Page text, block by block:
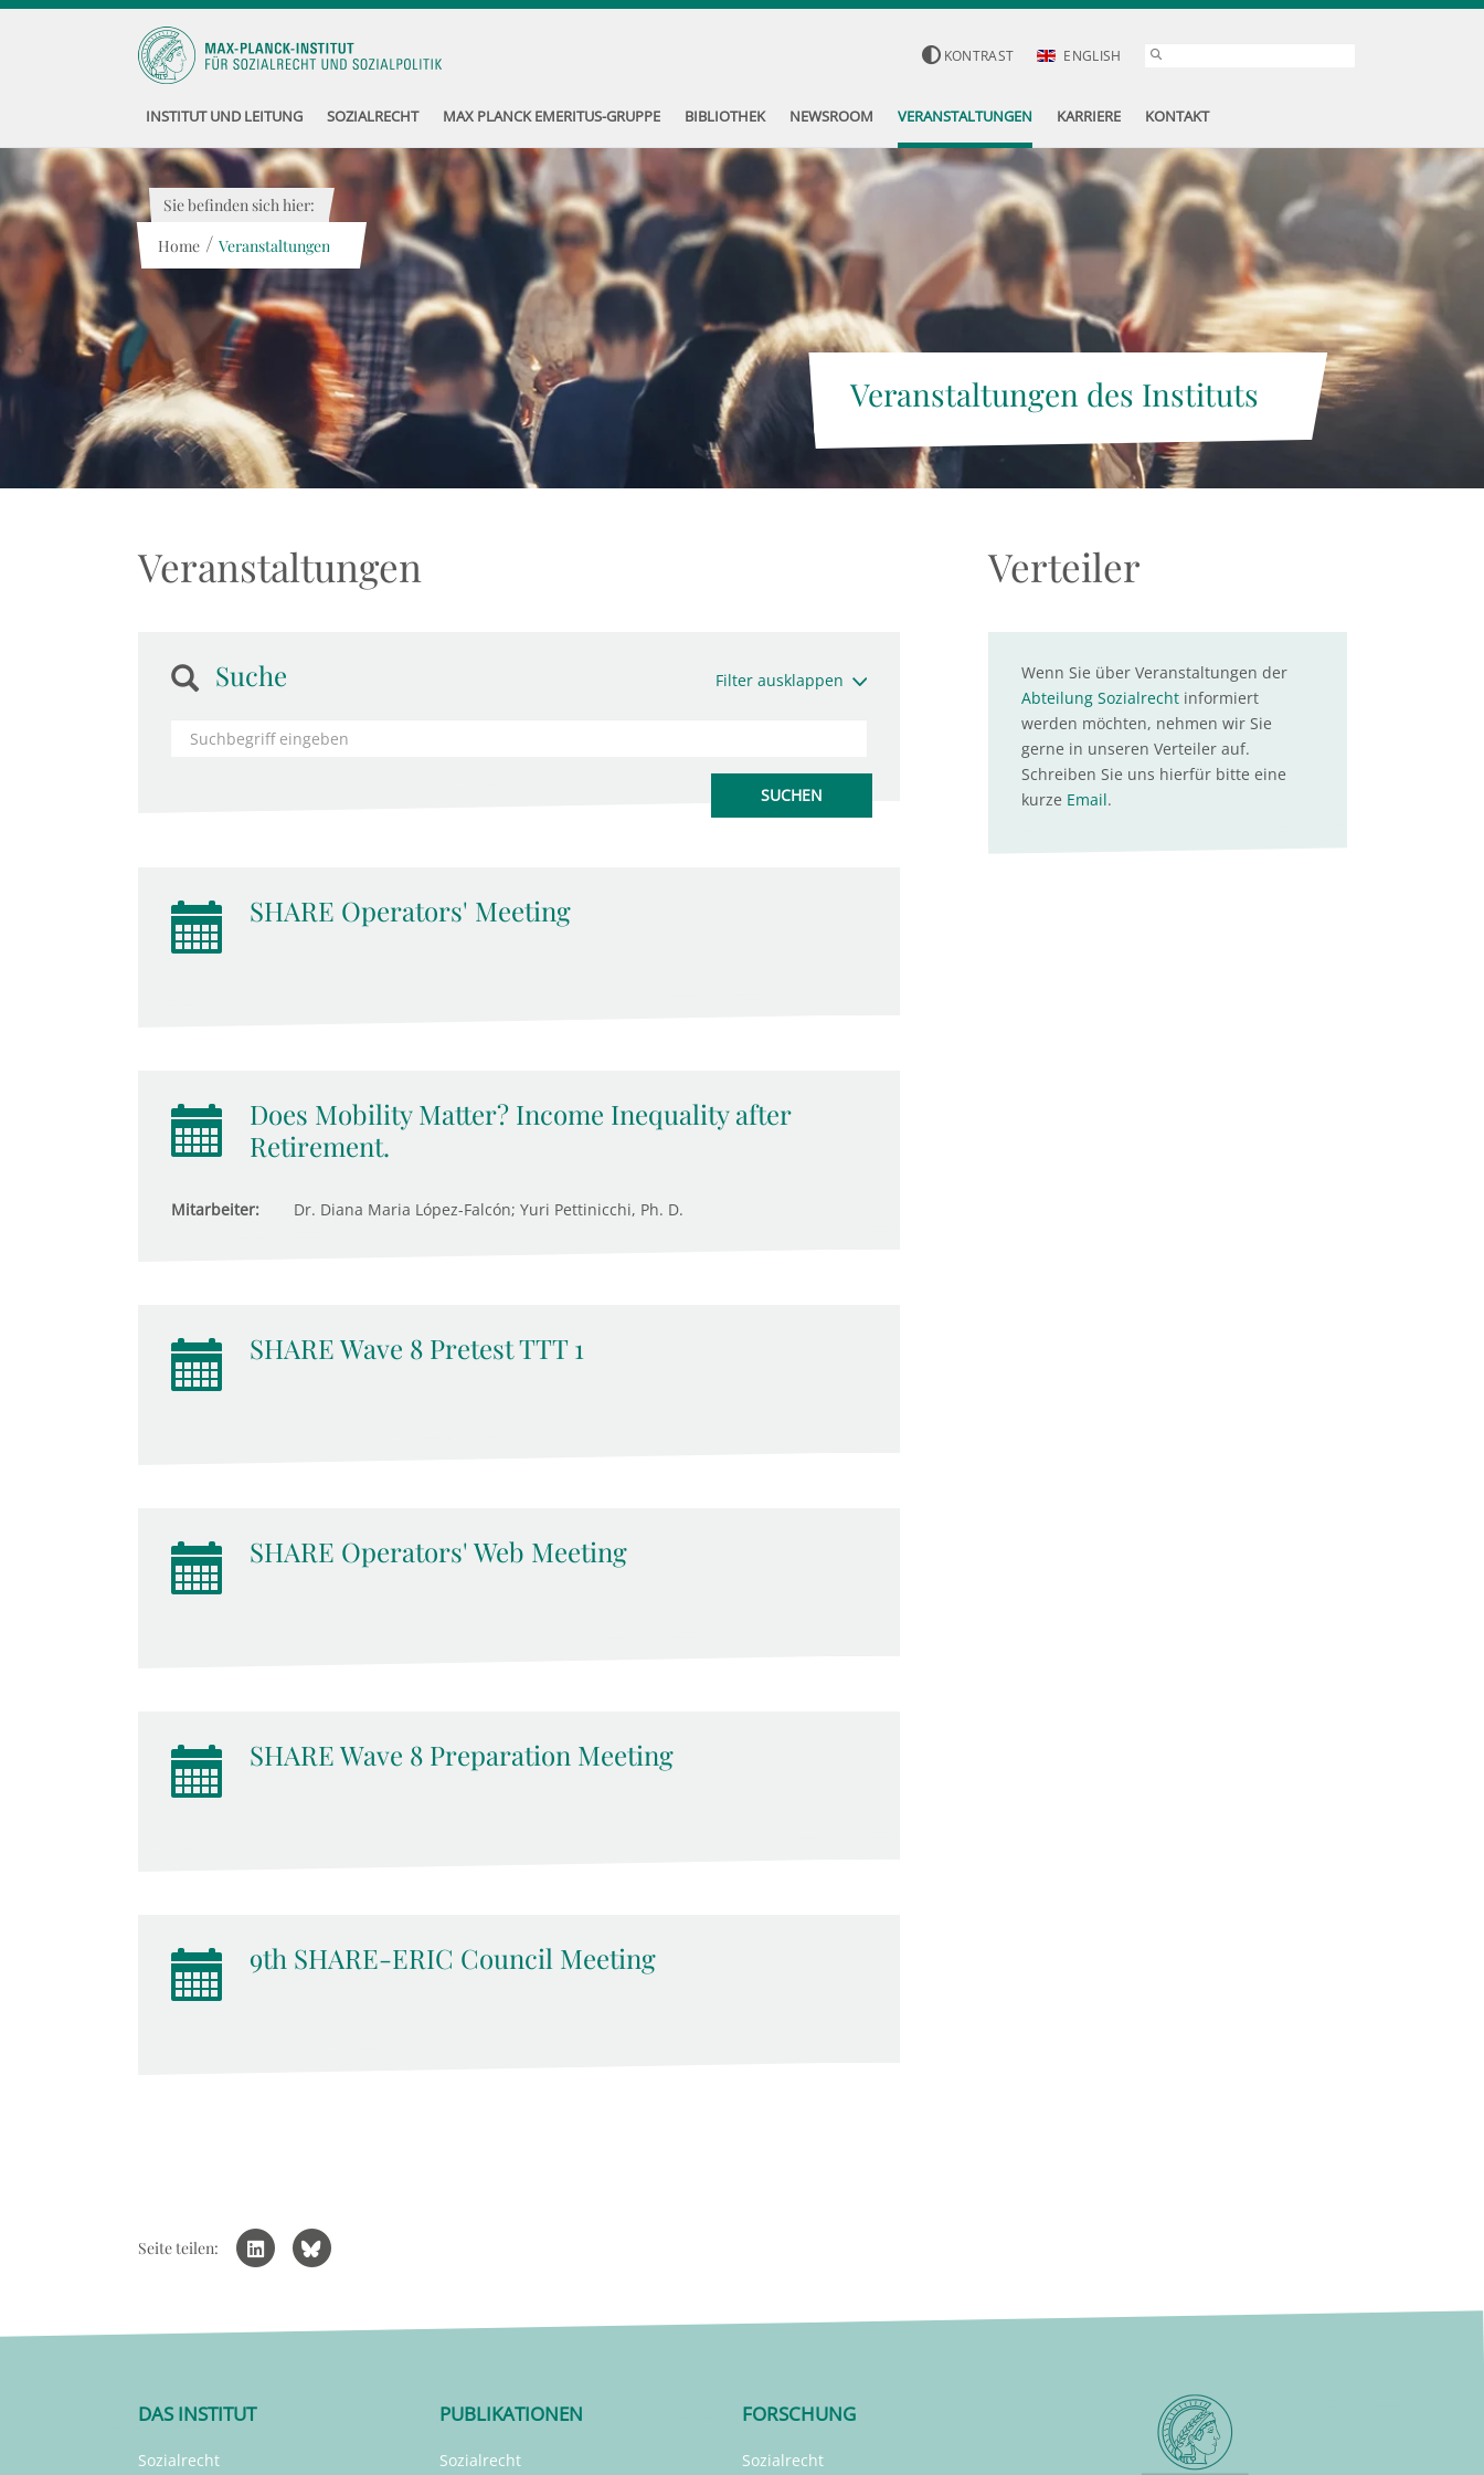
KONTRAST ENGLISH
INSTITUT UND LEITUNG SOZIALRECHT MAX PLANCK EMERITUS-GRUPPE BIBLIOTHEK NEWSROOM VERANSTALTUNGEN KARRIERE KONTAKT
Veranstaltungen des Instituts
Sie befinden sich hier:
Home / Veranstaltungen
Veranstaltungen
Suche Filter ausklappen
SHARE Operators' Meeting
Does Mobility Matter? Income Inequality after
Retirement.
Mitarbeiter: Dr. Diana Maria López-Falcón; Yuri Pettinicchi, Ph. D.
SHARE Wave 8 Pretest TTT 1
SHARE Operators' Web Meeting
SHARE Wave 8 Preparation Meeting
9th SHARE-ERIC Council Meeting
Verteiler
Wenn Sie über Veranstaltungen der
Abteilung Sozialrechtinformiert
werden möchten, nehmen wir Sie
gerne in unseren Verteiler auf.
Schreiben Sie uns hierfür bitte eine
kurze Email.
Seite teilen:
DAS INSTITUT
Sozialrecht
PUBLIKATIONEN
Sozialrecht
FORSCHUNG
Sozialrecht